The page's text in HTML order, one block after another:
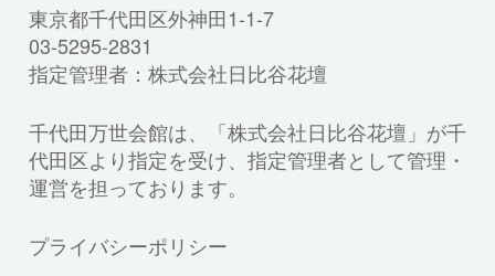
東京都千代田区外神田1-1-7
03-5295-2831
指定管理者：株式会社日比谷花壇
千代田万世会館は、「株式会社日比谷花壇」が千
代田区より指定を受け、指定管理者として管理・
運営を担っております。
プライバシーポリシー